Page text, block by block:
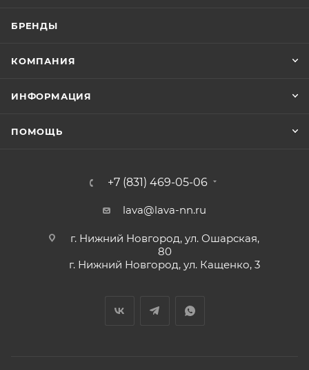
БРЕНДЫ
КОМПАНИЯ
ИНФОРМАЦИЯ
ПОМОЩЬ
+7 (831) 469-05-06
lava@lava-nn.ru
г. Нижний Новгород, ул. Ошарская,
80
г. Нижний Новгород, ул. Кащенко, 3